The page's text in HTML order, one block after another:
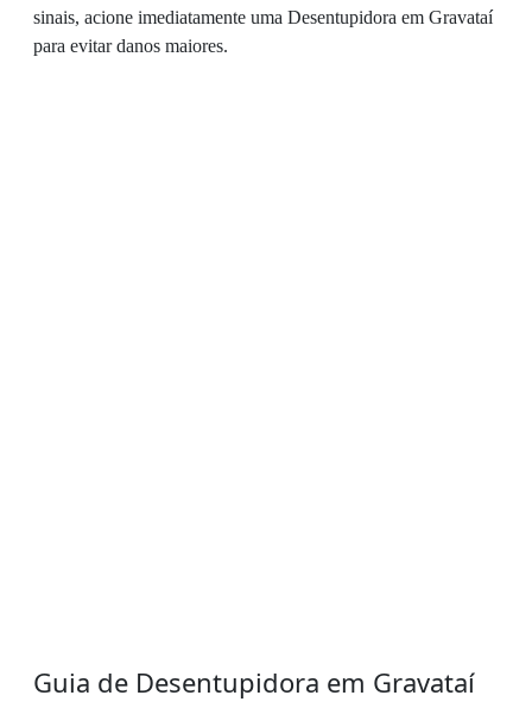
sinais, acione imediatamente uma Desentupidora em Gravataí
para evitar danos maiores.
Guia de Desentupidora em Gravataí